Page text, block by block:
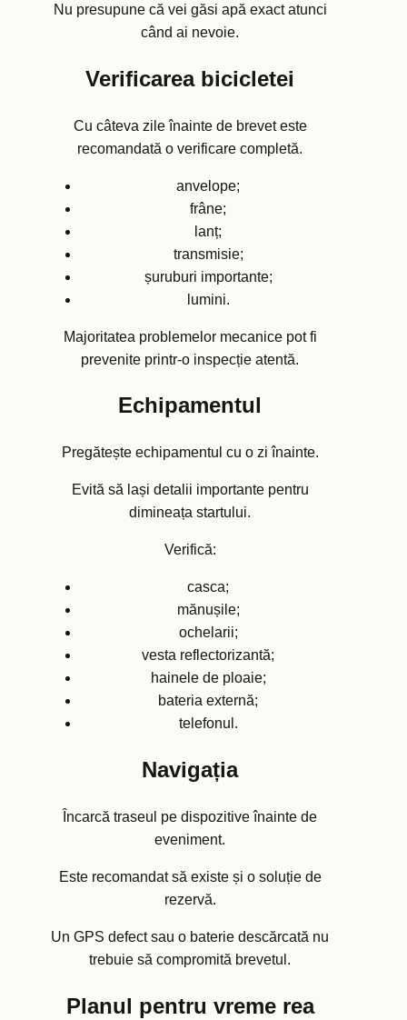
Nu presupune că vei găsi apă exact atunci
când ai nevoie.
Verificarea bicicletei
Cu câteva zile înainte de brevet este
recomandată o verificare completă.
anvelope;
frâne;
lanț;
transmisie;
șuruburi importante;
lumini.
Majoritatea problemelor mecanice pot fi
prevenite printr-o inspecție atentă.
Echipamentul
Pregătește echipamentul cu o zi înainte.
Evită să lași detalii importante pentru
dimineața startului.
Verifică:
casca;
mănușile;
ochelarii;
vesta reflectorizantă;
hainele de ploaie;
bateria externă;
telefonul.
Navigația
Încarcă traseul pe dispozitive înainte de
eveniment.
Este recomandat să existe și o soluție de
rezervă.
Un GPS defect sau o baterie descărcată nu
trebuie să compromită brevetul.
Planul pentru vreme rea